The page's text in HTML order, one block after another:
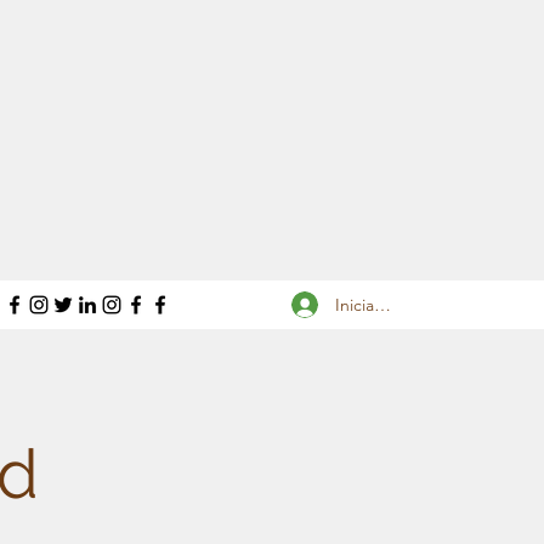
Iniciar sesión